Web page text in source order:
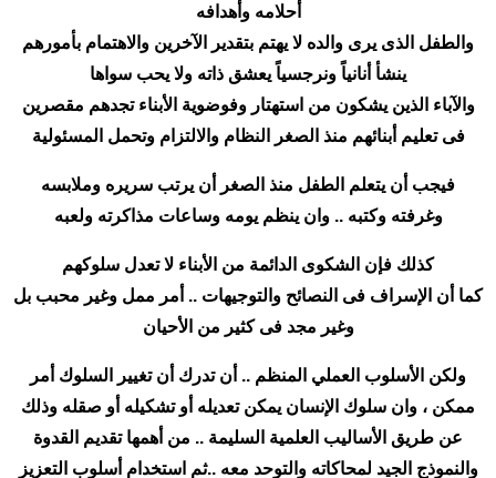
أحلامه وأهدافه
والطفل الذى يرى والده لا يهتم بتقدير الآخرين والاهتمام بأمورهم
ينشأ أنانياً ونرجسياً يعشق ذاته ولا يحب سواها
والآباء الذين يشكون من استهتار وفوضوية الأبناء تجدهم مقصرين
فى تعليم أبنائهم منذ الصغر النظام والالتزام وتحمل المسئولية
فيجب أن يتعلم الطفل منذ الصغر أن يرتب سريره وملابسه
وغرفته وكتبه .. وان ينظم يومه وساعات مذاكرته ولعبه
كذلك فإن الشكوى الدائمة من الأبناء لا تعدل سلوكهم
كما أن الإسراف فى النصائح والتوجيهات .. أمر ممل وغير محبب بل
وغير مجد فى كثير من الأحيان
ولكن الأسلوب العملي المنظم .. أن تدرك أن تغيير السلوك أمر
ممكن ، وان سلوك الإنسان يمكن تعديله أو تشكيله أو صقله وذلك
عن طريق الأساليب العلمية السليمة .. من أهمها تقديم القدوة
والنموذج الجيد لمحاكاته والتوحد معه ..ثم استخدام أسلوب التعزيز